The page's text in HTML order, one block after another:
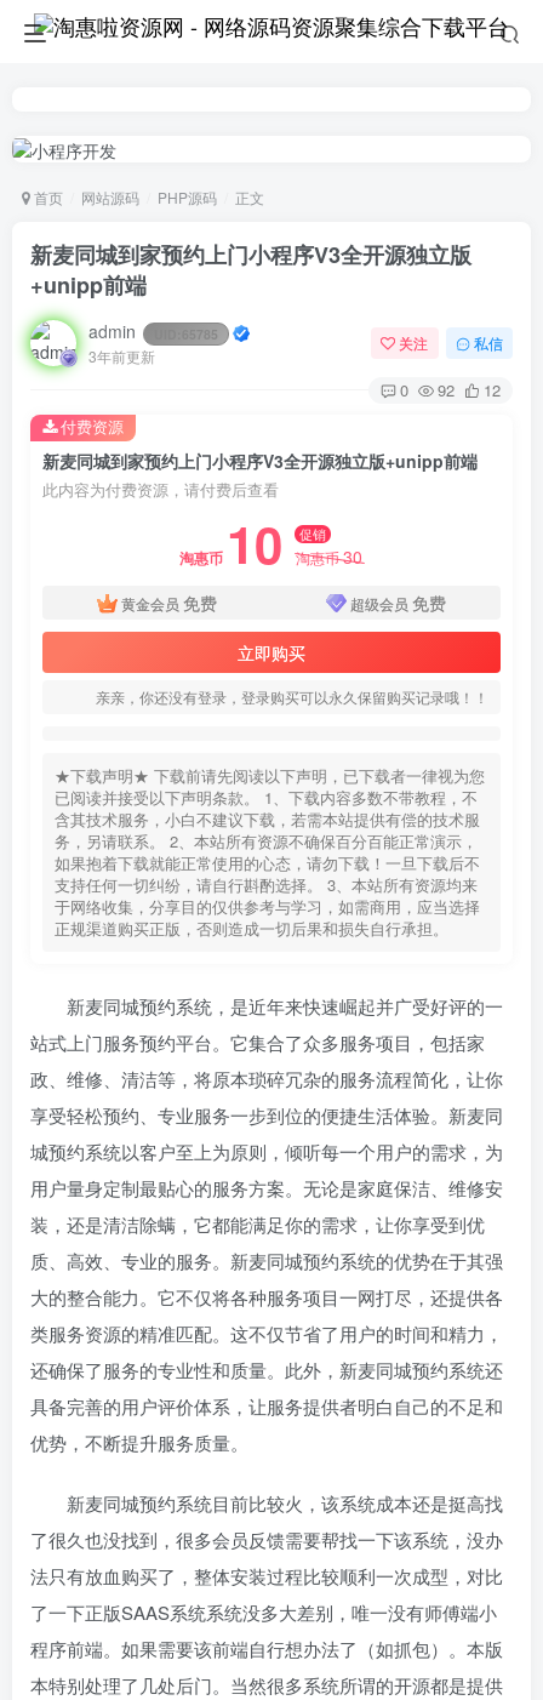
首页 网站源码 PHP源码 正文
新麦同城到家预约上门小程序V3全开源独立版
+unipp前端
admin 65785
3年前更新
关注 私信
0 92 12
新麦同城到家预约上门小程序V3全开源独立版+unipp前端
此内容为付费资源，请付费后查看
淘惠币 10 促销
淘惠币30
黄金会员 免费 超级会员 免费
立即购买
亲亲，你还没有登录，登录购买可以永久保留购买记录哦！！
★下载声明★ 下载前请先阅读以下声明，已下载者一律视为您
已阅读并接受以下声明条款。 1、下载内容多数不带教程，不
含其技术服务，小白不建议下载，若需本站提供有偿的技术服
务，另请联系。 2、本站所有资源不确保百分百能正常演示，
如果抱着下载就能正常使用的心态，请勿下载！一旦下载后不
支持任何一切纠纷，请自行斟酌选择。 3、本站所有资源均来
于网络收集，分享目的仅供参考与学习，如需商用，应当选择
正规渠道购买正版，否则造成一切后果和损失自行承担。
付费资源
新麦同城预约系统，是近年来快速崛起并广受好评的一
站式上门服务预约平台。它集合了众多服务项目，包括家
政、维修、清洁等，将原本琐碎冗杂的服务流程简化，让你
享受轻松预约、专业服务一步到位的便捷生活体验。新麦同
城预约系统以客户至上为原则，倾听每一个用户的需求，为
用户量身定制最贴心的服务方案。无论是家庭保洁、维修安
装，还是清洁除螨，它都能满足你的需求，让你享受到优
质、高效、专业的服务。新麦同城预约系统的优势在于其强
大的整合能力。它不仅将各种服务项目一网打尽，还提供各
类服务资源的精准匹配。这不仅节省了用户的时间和精力，
还确保了服务的专业性和质量。此外，新麦同城预约系统还
具备完善的用户评价体系，让服务提供者明白自己的不足和
优势，不断提升服务质量。
新麦同城预约系统目前比较火，该系统成本还是挺高找
了很久也没找到，很多会员反馈需要帮找一下该系统，没办
法只有放血购买了，整体安装过程比较顺利一次成型，对比
了一下正版SAAS系统系统没多大差别，唯一没有师傅端小
程序前端。如果需要该前端自行想办法了（如抓包）。本版
本特别处理了几处后门。当然很多系统所谓的开源都是提供